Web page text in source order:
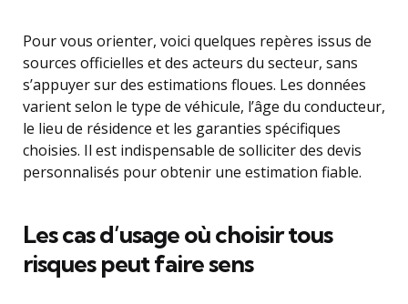
Pour vous orienter, voici quelques repères issus de
sources officielles et des acteurs du secteur, sans
s’appuyer sur des estimations floues. Les données
varient selon le type de véhicule, l’âge du conducteur,
le lieu de résidence et les garanties spécifiques
choisies. Il est indispensable de solliciter des devis
personnalisés pour obtenir une estimation fiable.
Les cas d’usage où choisir tous
risques peut faire sens